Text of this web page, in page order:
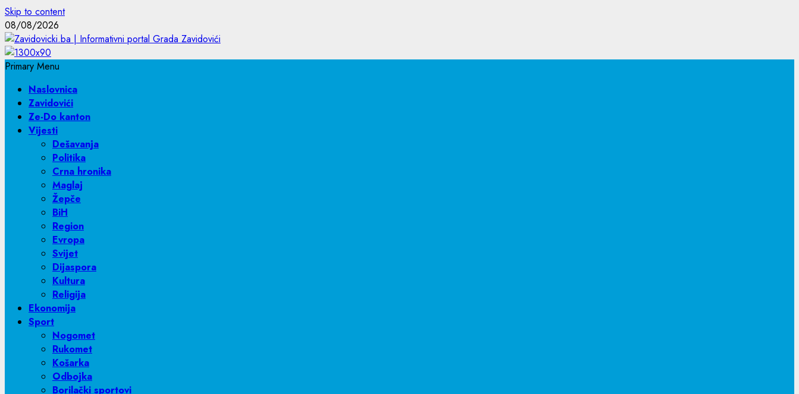
Skip to content
08/08/2026
Primary Menu
Naslovnica
Zavidovići
Ze-Do kanton
Vijesti
Dešavanja
Politika
Crna hronika
Maglaj
Žepče
BiH
Region
Evropa
Svijet
Dijaspora
Kultura
Religija
Ekonomija
Sport
Nogomet
Rukomet
Košarka
Odbojka
Borilački sportovi